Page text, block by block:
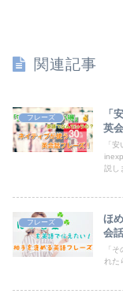
関連記事
フレーズ
「
英
「
説し
フレーズ
ほ
会
「
れた